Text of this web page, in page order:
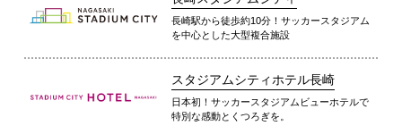
長崎駅から徒歩約10分！サッカースタジアム
を中心とした大型複合施設
スタジアムシティホテル長崎
日本初！サッカースタジアムビューホテルで
特別な感動とくつろぎを。